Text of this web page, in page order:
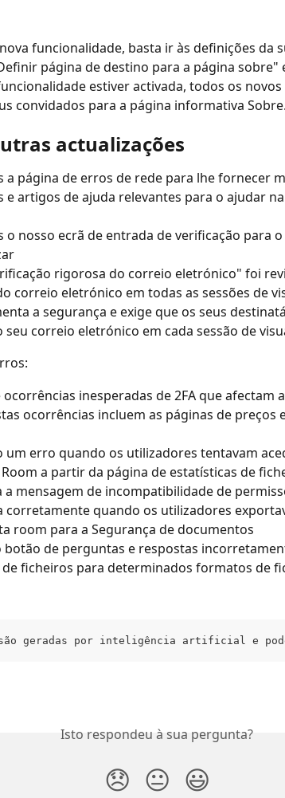
funcionalidade, basta ir às definições da
página de destino para a página sobre"
estiver activada, todos os
convidados para a página informativa Sobre.
actualizações
a página de erros de rede para lhe fornecer
e artigos de ajuda relevantes para o ajudar
o nosso ecrã de entrada de verificação para
rigorosa do correio eletrónico" foi
correio eletrónico em todas as sessões de
a segurança e exige que os seus
correio eletrónico em cada sessão de
ocorrências inesperadas de 2FA que afectam
ocorrências incluem as páginas de preços
um erro quando os utilizadores tentavam
a partir da página de estatísticas de
a mensagem de incompatibilidade de
corretamente quando os utilizadores
room para a Segurança de documentos
botão de perguntas e respostas
ficheiros para determinados formatos de
geradas por inteligência artificial e
Isto respondeu à sua pergunta?
😞 😐 😃